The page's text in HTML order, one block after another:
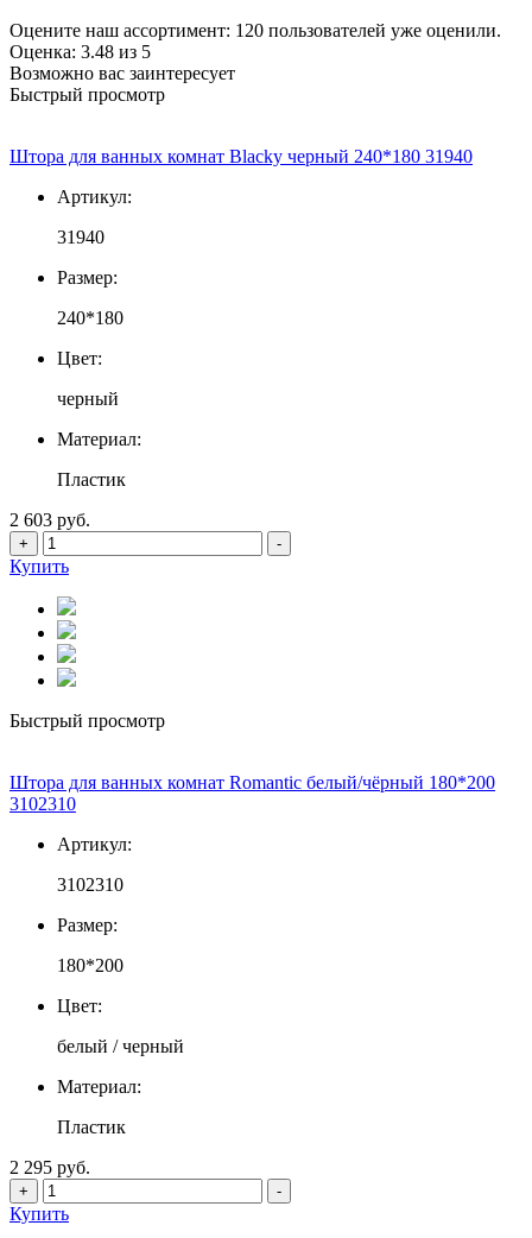
Оцените наш ассортимент: 120 пользователей уже оценили.
Оценка: 3.48 из 5
Возможно вас заинтересует
Быстрый просмотр
Штора для ванных комнат Blacky черный 240*180 31940
Артикул:
31940
Размер:
240*180
Цвет:
черный
Материал:
Пластик
2 603 руб.
+ -
Купить
Быстрый просмотр
Штора для ванных комнат Romantic белый/чёрный 180*200
3102310
Артикул:
3102310
Размер:
180*200
Цвет:
белый / черный
Материал:
Пластик
2 295 руб.
+ -
Купить